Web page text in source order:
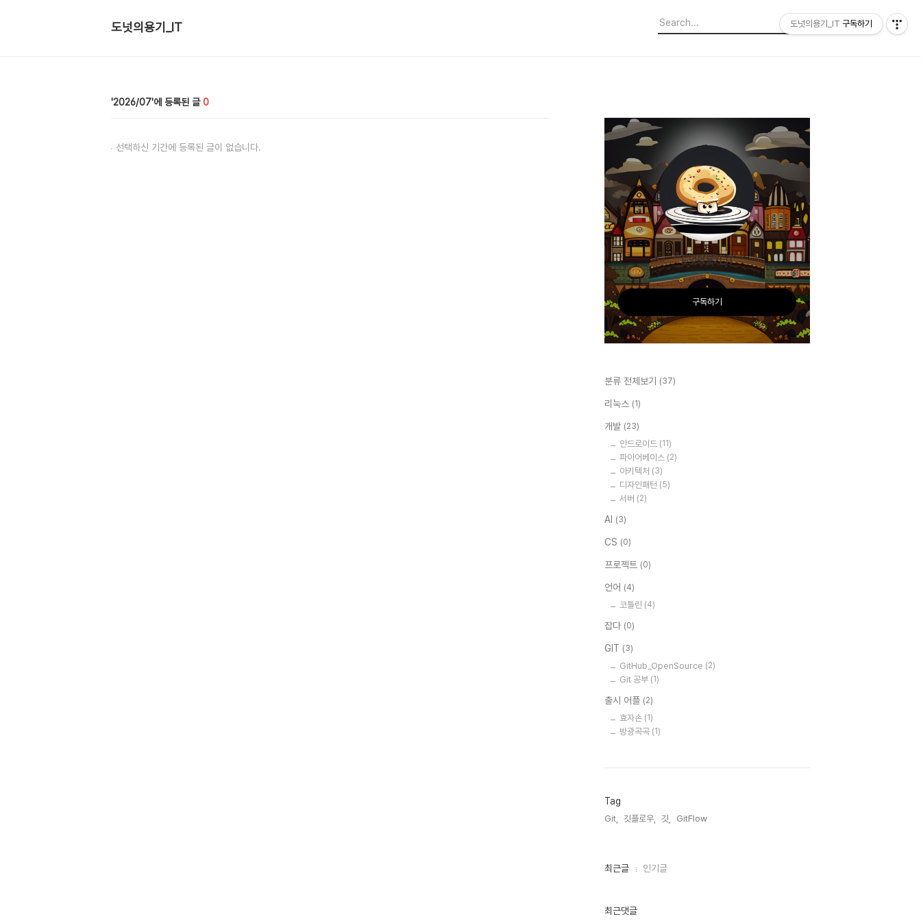
도넛의용기_IT
2026/07 0
선택하신 기간에 등록된 글이 없습니다.
도넛의용기_IT
구독하기
분류 전체보기 (37)
리눅스 (1)
개발 (23)
안드로이드 (11)
파이어베이스 (2)
아키텍처 (3)
디자인패턴 (5)
서버 (2)
AI (3)
CS (0)
프로젝트 (0)
언어 (4)
코틀린 (4)
잡다 (0)
GIT (3)
GitHub_OpenSource (2)
Git 공부 (1)
출시 어플 (2)
효자손 (1)
방광곡곡 (1)
Tag
Git, 깃플로우, 깃, GitFlow,
최
인
최근글 인기글
최근댓글
도넛의용기_IT 구독하기